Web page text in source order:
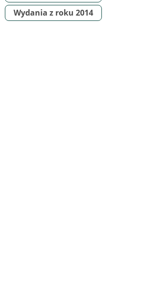
Wydania z roku 2014